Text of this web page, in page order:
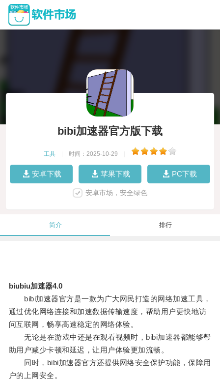
bibi加速器官方版下载
工具 时间：2025-10-29
安卓下载 苹果下载 PC下载
安卓市场，安全绿色
简介 排行
biubiu加速器4.0
bibi加速器官方是一款为广大网民打造的网络加速工具，
通过优化网络连接和加速数据传输速度，帮助用户更快地访
问互联网，畅享高速稳定的网络体验。
无论是在游戏中还是在观看视频时，bibi加速器都能够帮
助用户减少卡顿和延迟，让用户体验更加流畅。
同时，bibi加速器官方还提供网络安全保护功能，保障用
户的上网安全。